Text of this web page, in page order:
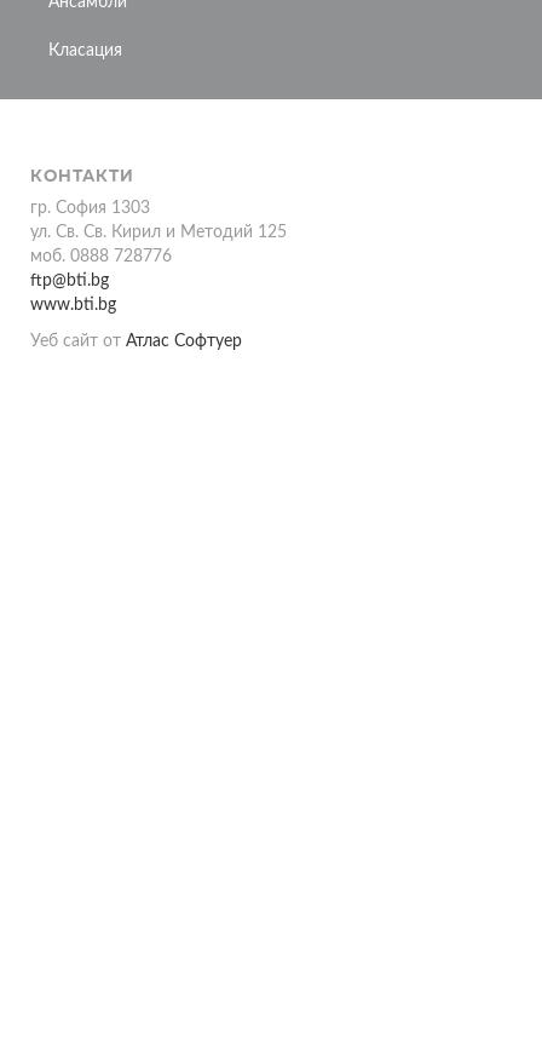
Класация
КОНТАКТИ
гр. София 1303
ул. Св. Св. Кирил и Методий 125
моб. 0888 728776
ftp@bti.bg
www.bti.bg
Уеб сайт от Атлас Софтуер